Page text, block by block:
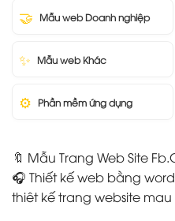
🤝 Mẫu web Doanh nghiệp
✨ Mẫu web Khác
⚙️ Phần mềm ứng dụng
🔖 Mẫu Trang Web Site
🎧 Thiết kế web bằng
thiêt kế trang website